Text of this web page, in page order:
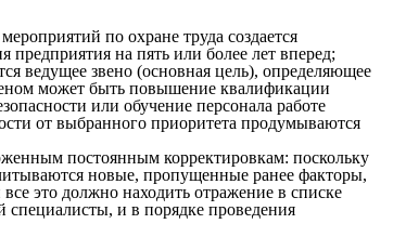
по охране труда создается
на пять или более лет вперед;
ведущее звено (основная цель), определяющее
может быть повышение квалификации
или обучение персонала работе
от выбранного приоритета продумываются
постоянным корректировкам: поскольку
новые, пропущенные ранее факторы,
это должно находить отражение в списке
специалисты, и в порядке проведения